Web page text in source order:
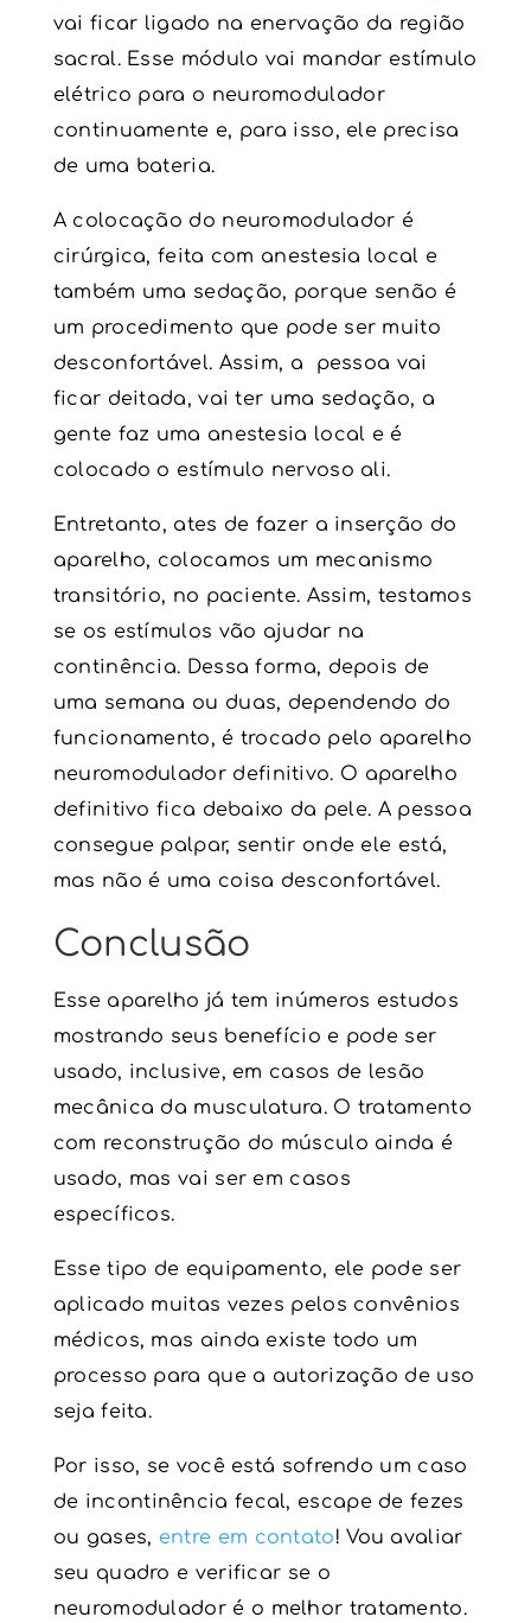
vai ficar ligado na enervação da região
sacral. Esse módulo vai mandar estímulo
elétrico para o neuromodulador
continuamente e, para isso, ele precisa
de uma bateria.
A colocação do neuromodulador é
cirúrgica, feita com anestesia local e
também uma sedação, porque senão é
um procedimento que pode ser muito
desconfortável. Assim, a pessoa vai
ficar deitada, vai ter uma sedação, a
gente faz uma anestesia local e é
colocado o estímulo nervoso ali.
Entretanto, ates de fazer a inserção do
aparelho, colocamos um mecanismo
transitório, no paciente. Assim, testamos
se os estímulos vão ajudar na
continência. Dessa forma, depois de
uma semana ou duas, dependendo do
funcionamento, é trocado pelo aparelho
neuromodulador definitivo. O aparelho
definitivo fica debaixo da pele. A pessoa
consegue palpar, sentir onde ele está,
mas não é uma coisa desconfortável.
Conclusão
Esse aparelho já tem inúmeros estudos
mostrando seus benefício e pode ser
usado, inclusive, em casos de lesão
mecânica da musculatura. O tratamento
com reconstrução do músculo ainda é
usado, mas vai ser em casos
específicos.
Esse tipo de equipamento, ele pode ser
aplicado muitas vezes pelos convênios
médicos, mas ainda existe todo um
processo para que a autorização de uso
seja feita.
Por isso, se você está sofrendo um caso
de incontinência fecal, escape de fezes
ou gases, entre em contato! Vou avaliar
seu quadro e verificar se o
neuromodulador é o melhor tratamento.